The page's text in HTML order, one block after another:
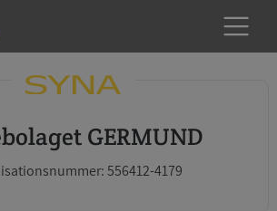
GERMUND
556412-4179